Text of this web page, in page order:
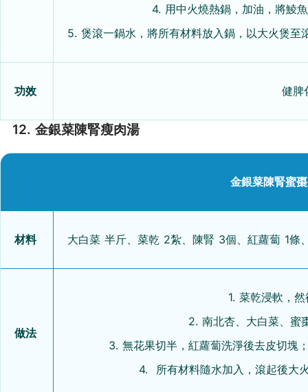
4. 用中火燒熱鍋，加油，將鯪
5. 煲滾一鍋水，將所有材料放入鍋，以大火煲至
功效 健脾
12. 金銀菜陳腎瘦肉湯
金銀菜陳腎蜜
材料 大白菜 半斤、菜乾 2紮、陳腎 3個、紅蘿蔔 1
做法
1. 菜乾浸軟，
2. 南北杏、大白菜、蜜
3. 無花果切半，紅蘿蔔洗淨後去皮切塊
4. 所有材料隨水加入，滾起後大